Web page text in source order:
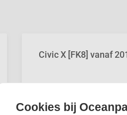
Civic X [FK8] vanaf
Cookies bij